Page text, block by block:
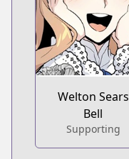
Welton Sears
Bell
Supporting